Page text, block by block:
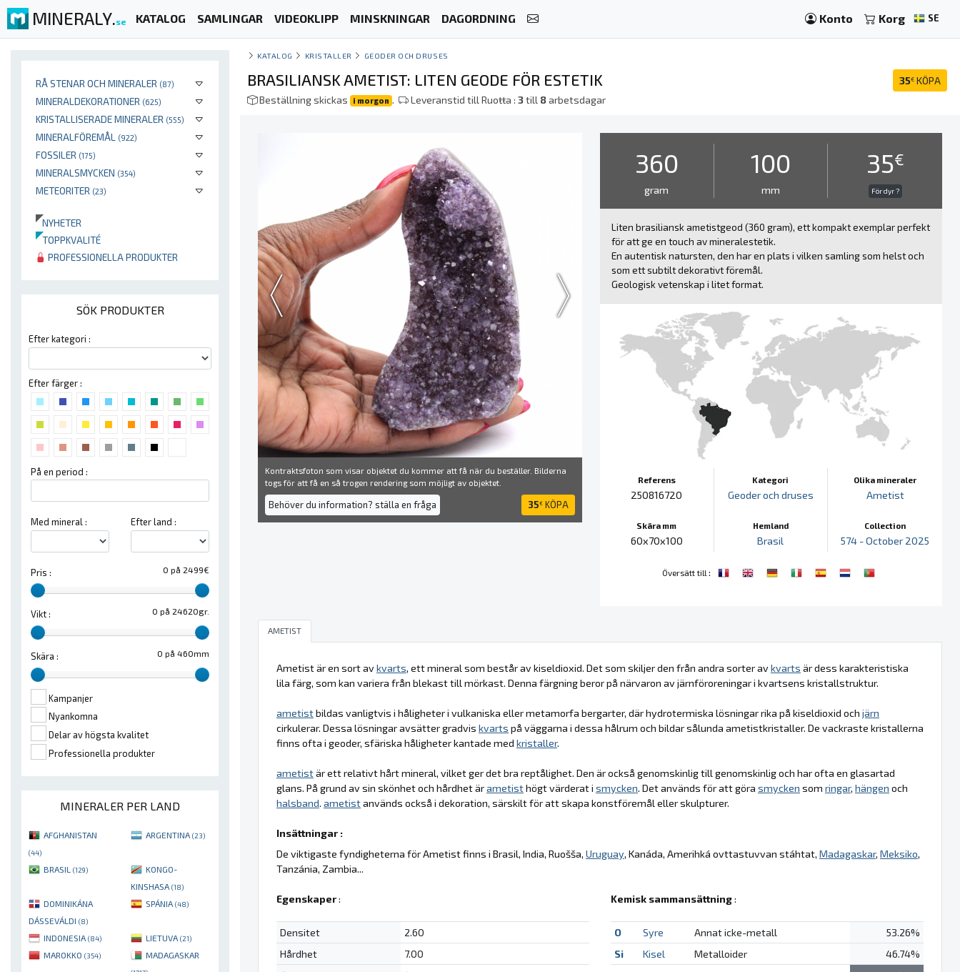
MINERALY.se KATALOG SAMLINGAR VIDEOKLIPP MINSKNINGAR DAGORDNING Konto Korg SE
RÅ STENAR OCH MINERALER (87)
MINERALDEKORATIONER (625)
KRISTALLISERADE MINERALER (555)
MINERALFÖREMÅL (922)
FOSSILER (175)
MINERALSMYCKEN (354)
METEORITER (23)
NYHETER
TOPPKVALITÉ
PROFESSIONELLA PRODUKTER
SÖK PRODUKTER
Efter kategori :
Efter färger :
På en period :
Med mineral : Efter land :
0 på 2499€
Pris :
0 på 24620gr.
Vikt :
0 på 460mm
Skära :
Kampanjer
Nyankomna
Delar av högsta kvalitet
Professionella produkter
MINERALER PER LAND
AFGHANISTAN
(44)
ARGENTINA (23)
BRASIL (129)
KONGO-
KINSHASA (18)
DOMINIKÁNA
DÁSSEVÁLDI (8)
SPÁNIA (48)
INDONESIA (84) LIETUVA (21)
MAROKKO (354) MADAGASKAR
KATALOG KRISTALLER GEODER OCH DRUSES
35€ KÖPA
BRASILIANSK AMETIST: LITEN GEODE FÖR ESTETIK
Beställning skickas i morgon . Leveranstid till Ruoŧŧa :3till 8arbetsdagar
Kontraktsfoton som visar objektet du kommer att få när du beställer. Bilderna
togs för att få en så trogen rendering som möjligt av objektet.
Behöver du information? ställa en fråga 35€ KÖPA
360
gram
100
mm
35€
För dyr ?
Liten brasiliansk ametistgeod (360 gram), ett kompakt exemplar perfekt
för att ge en touch av mineralestetik.
En autentisk natursten, den har en plats i vilken samling som helst och
som ett subtilt dekorativt föremål.
Geologisk vetenskap i litet format.
Referens
250816720
Skära mm
60x70x100
Kategori
Geoder och druses
Hemland
Brasil
Olika mineraler
Ametist
Collection
574 - October 2025
Översätt till :
AMETIST
Ametist är en sort avkvarts, ett mineral som består av kiseldioxid. Det som skiljer den från andra sorter avkvarts är dess karakteristiska
lila färg, som kan variera från blekast till mörkast. Denna färgning beror på närvaron av järnföroreningar i kvartsens kristallstruktur.
ametistbildas vanligtvis i håligheter i vulkaniska eller metamorfa bergarter, där hydrotermiska lösningar rika på kiseldioxid och järn
cirkulerar. Dessa lösningar avsätter gradvis kvarts på väggarna i dessa hålrum och bildar sålunda ametistkristaller. De vackraste kristallerna
finns ofta i geoder, sfäriska håligheter kantade med kristaller.
ametistär ett relativt hårt mineral, vilket ger det bra reptålighet. Den är också genomskinlig till genomskinlig och har ofta en glasartad
glans. På grund av sin skönhet och hårdhet ärametisthögt värderat i smycken. Det används för att göra smycken som ringar, hängen och
halsband. ametistanvänds också i dekoration, särskilt för att skapa konstföremål eller skulpturer.
Insättningar :
De viktigaste fyndigheterna för Ametist finns i Brasil, India, Ruošša, Uruguay, Kanáda, Amerihká ovttastuvvan stáhtat, Madagaskar, Meksiko,
Tanzánia, Zambia...
Egenskaper:
Densitet
2.60
Hårdhet
7.00
Kemisk sammansättning:
O Syre Annat icke-metall
53.26%
Si
Kisel Metalloider
46.74%